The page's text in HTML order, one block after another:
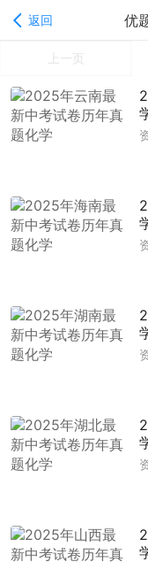
返回 优
上一页